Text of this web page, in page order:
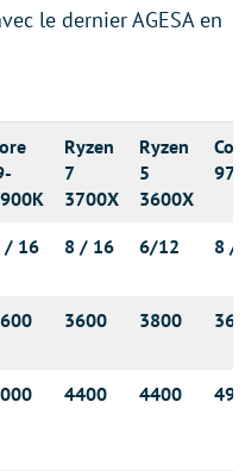
le dernier AGESA en
Ryzen
7
3700X
Ryzen
5
3600X
/ 16 8 / 16 6/12 8 /
3600 3800
4400 4400